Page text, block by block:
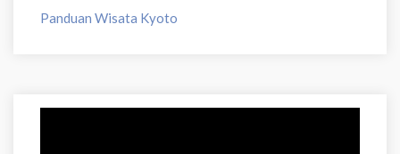
Panduan Wisata Kyoto